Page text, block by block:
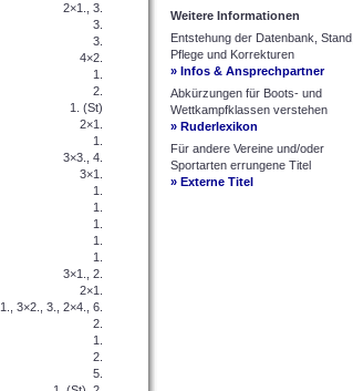
2×1., 3.
3.
3.
4×2.
1.
2.
1. (St)
2×1.
1.
3×3., 4.
3×1.
1.
1.
1.
1.
1.
3×1., 2.
2×1.
1., 3×2., 3., 2×4., 6.
2.
1.
2.
5.
Weitere Informationen
Entstehung der Datenbank, Stand,
Pflege und Korrekturen
» Infos & Ansprechpartner
Abkürzungen für Boots- und
Wettkampfklassen verstehen
» Ruderlexikon
Für andere Vereine und/oder
Sportarten errungene Titel
» Externe Titel